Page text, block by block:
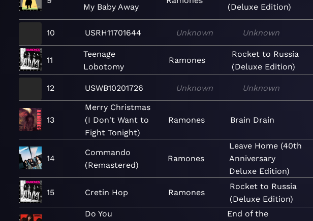
My Baby Away
(Deluxe Edition)
10 USRH11701644 Unknown Unknown
11
Teenage
Lobotomy
Ramones
Rocket to Russia
(Deluxe Edition)
12 USWB10201726 Unknown Unknown
13
Merry Christmas
(I Don't Want to
Fight Tonight)
Ramones Brain Drain
14
Commando
(Remastered)
Ramones
Leave Home (40th
Anniversary
Deluxe Edition)
15 Cretin Hop Ramones
Rocket to Russia
(Deluxe Edition)
Do You
End of the